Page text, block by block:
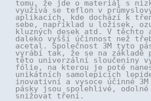
tomu, že jde o materiál s
využívá se teflon v
aplikacích, kde dochází k
sebe, například u ložisek,
kluzných desek atd. V těchto
daleko vyšší účinnost než
acetal. Společnost 3M tyto
vyrábí tak, že se na základě
této univerzální sloučeniny
fólie, na kterou je poté
unikátních samolepicích
inovativní a vysoce účinné
pásky jsou spolehlivé, odolné
snižovat tření.